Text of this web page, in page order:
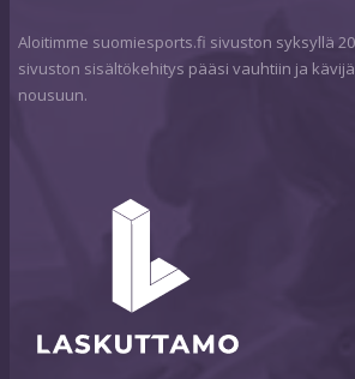
Aloitimme suomiesports.fi sivuston syksyllä
sivuston sisältökehitys pääsi vauhtiin ja
nousuun.